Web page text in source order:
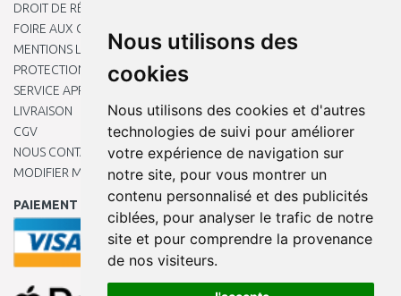
Nous utilisons des
cookies
Nous utilisons des cookies et d'autres
technologies de suivi pour améliorer
votre expérience de navigation sur
notre site, pour vous montrer un
contenu personnalisé et des publicités
ciblées, pour analyser le trafic de notre
site et pour comprendre la provenance
de nos visiteurs.
DROIT DE RÉTRACTATION
FOIRE AUX QUESTIONS
MENTIONS LÉGALES
PROTECTION DES DONNÉES PERSONNELLES
SERVICE APRÈS-VENTE
LIVRAISON
CGV
NOUS CONTACTER
MODIFIER MES PRÉFÉRENCES DE COOKIES
PAIEMENT EN LIGNE